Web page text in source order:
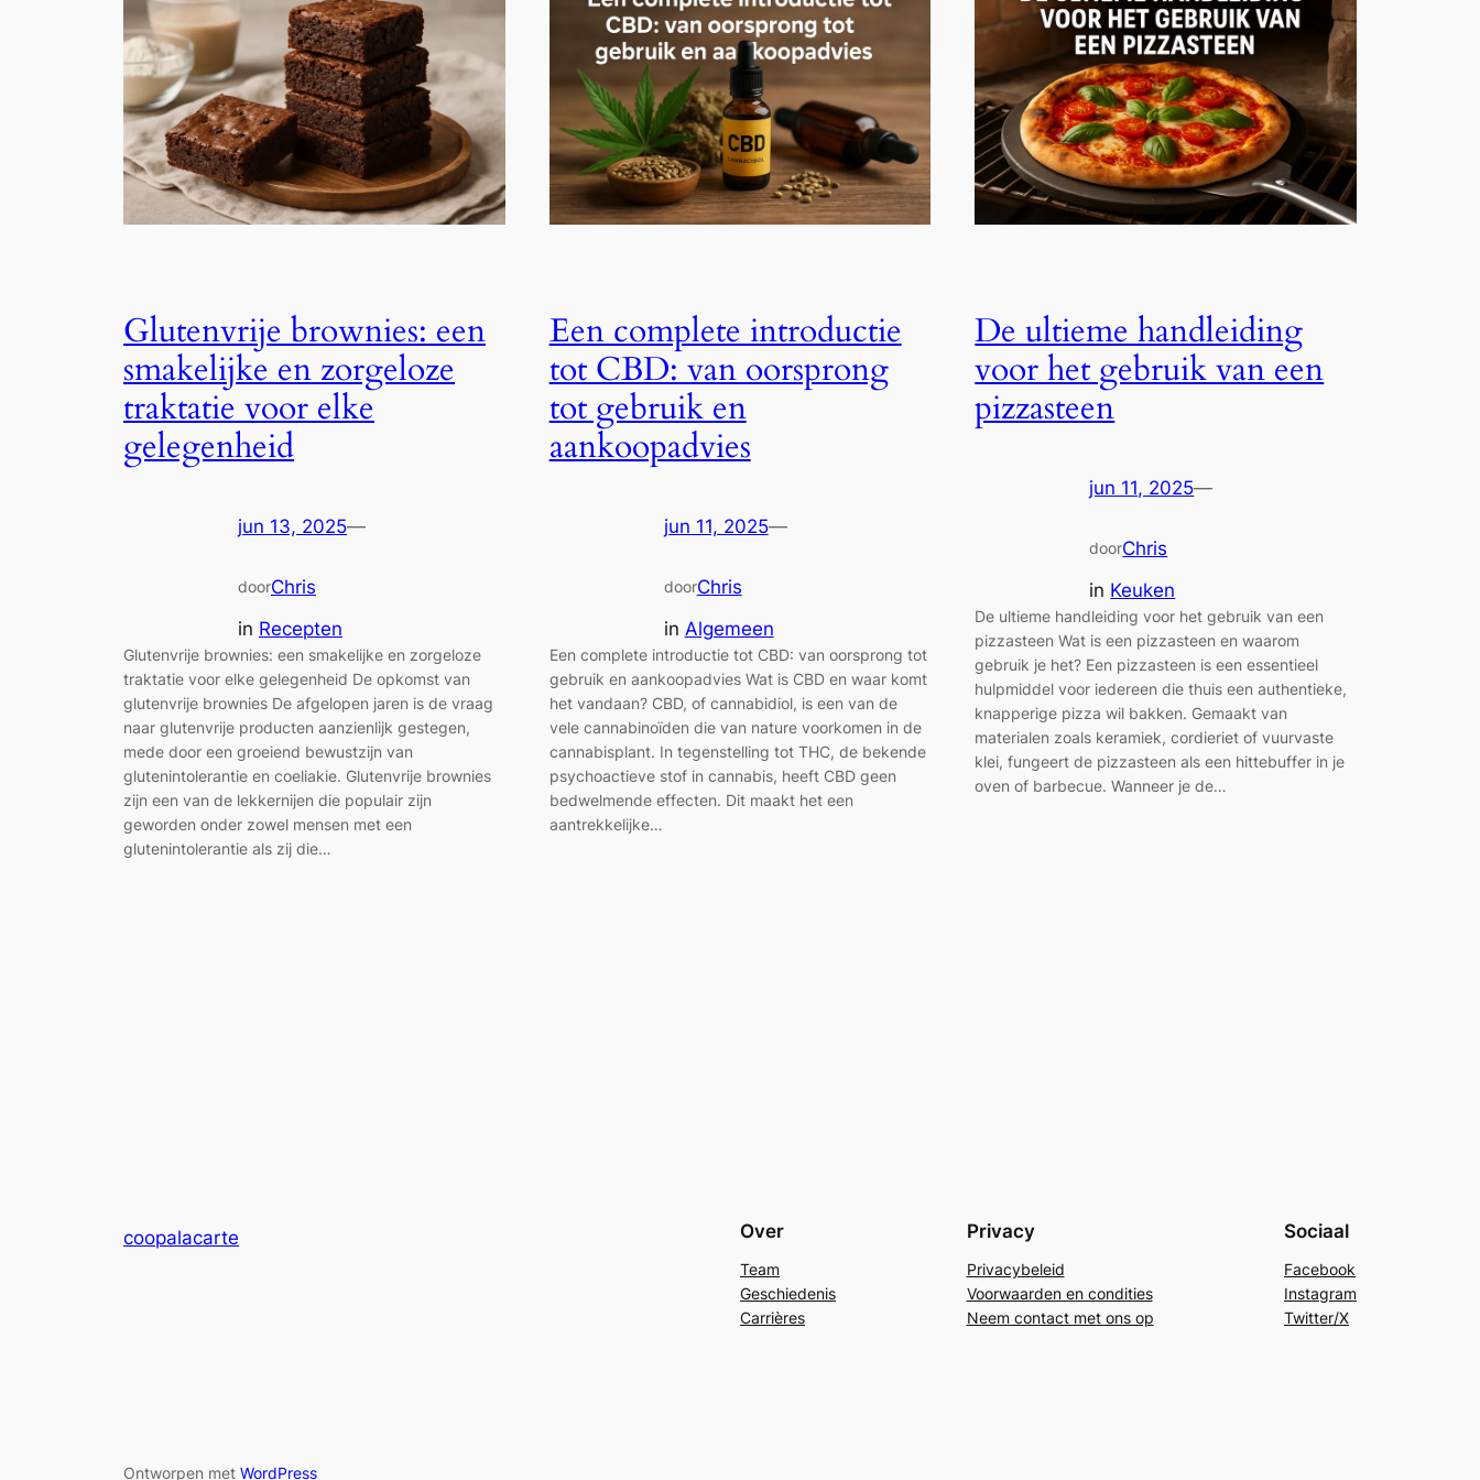
Glutenvrije brownies: een
smakelijke en zorgeloze
traktatie voor elke
gelegenheid
jun 13, 2025—
doorChris
in Recepten
Glutenvrije brownies: een smakelijke en zorgeloze
traktatie voor elke gelegenheid De opkomst van
glutenvrije brownies De afgelopen jaren is de vraag
naar glutenvrije producten aanzienlijk gestegen,
mede door een groeiend bewustzijn van
glutenintolerantie en coeliakie. Glutenvrije brownies
zijn een van de lekkernijen die populair zijn
geworden onder zowel mensen met een
glutenintolerantie als zij die…
Een complete introductie
tot CBD: van oorsprong
tot gebruik en
aankoopadvies
jun 11, 2025—
doorChris
in Algemeen
Een complete introductie tot CBD: van oorsprong tot
gebruik en aankoopadvies Wat is CBD en waar komt
het vandaan? CBD, of cannabidiol, is een van de
vele cannabinoïden die van nature voorkomen in de
cannabisplant. In tegenstelling tot THC, de bekende
psychoactieve stof in cannabis, heeft CBD geen
bedwelmende effecten. Dit maakt het een
aantrekkelijke…
De ultieme handleiding
voor het gebruik van een
pizzasteen
jun 11, 2025—
doorChris
in Keuken
De ultieme handleiding voor het gebruik van een
pizzasteen Wat is een pizzasteen en waarom
gebruik je het? Een pizzasteen is een essentieel
hulpmiddel voor iedereen die thuis een authentieke,
knapperige pizza wil bakken. Gemaakt van
materialen zoals keramiek, cordieriet of vuurvaste
klei, fungeert de pizzasteen als een hittebuffer in je
oven of barbecue. Wanneer je de…
coopalacarte Over
Team
Geschiedenis
Carrières
Privacy
Privacybeleid
Voorwaarden en condities
Neem contact met ons op
Sociaal
Facebook
Instagram
Twitter/X
Ontworpen met WordPress